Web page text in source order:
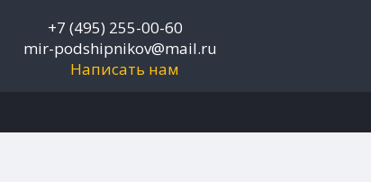
+7 (495) 255-00-60
mir-podshipnikov@mail.ru
Написать нам